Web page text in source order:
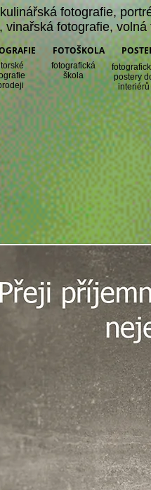
kulinářská fotografie,
,vinařská fotografie,volná
FOTOŠKOLA
fotografická
škola
postery
interiérů